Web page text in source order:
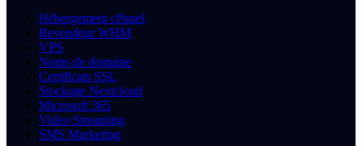
Hébergement cPanel
Revendeur WHM
VPS
Noms de domaine
Certificats SSL
Stockage Nextcloud
Microsoft 365
Video Streaming
SMS Marketing